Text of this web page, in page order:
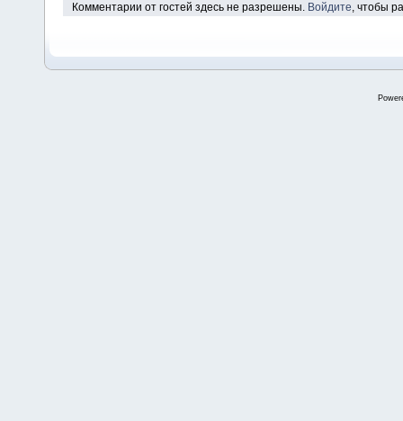
Комментарии от гостей здесь не разрешены. Войдите, чтобы